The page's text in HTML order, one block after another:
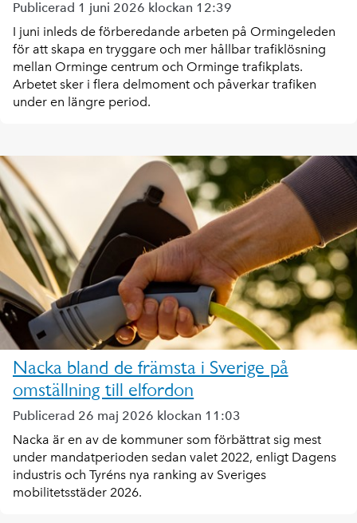
Publicerad 1 juni 2026 klockan 12:39
I juni inleds de förberedande arbeten på Ormingeleden
för att skapa en tryggare och mer hållbar trafiklösning
mellan Orminge centrum och Orminge trafikplats.
Arbetet sker i flera delmoment och påverkar trafiken
under en längre period.
Nacka bland de främsta i Sverige på
omställning till elfordon
Publicerad 26 maj 2026 klockan 11:03
Nacka är en av de kommuner som förbättrat sig mest
under mandatperioden sedan valet 2022, enligt Dagens
industris och Tyréns nya ranking av Sveriges
mobilitetsstäder 2026.